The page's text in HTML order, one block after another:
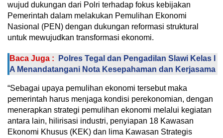
wujud dukungan dari Polri terhadap fokus kebijakan
Pemerintah dalam melakukan Pemulihan Ekonomi
Nasional (PEN) dengan dukungan reformasi struktural
untuk mewujudkan transformasi ekonomi.
Baca Juga :
Polres Tegal dan Pengadilan Slawi Kelas I
A Menandatangani Nota Kesepahaman dan Kerjasama
“Sebagai upaya pemulihan ekonomi tersebut maka
pemerintah harus menjaga kondisi perekonomian, dengan
menerapkan strategi pemulihan ekonomi melalui kegiatan
antara lain, hilirisasi industri, penyiapan 18 Kawasan
Ekonomi Khusus (KEK) dan lima Kawasan Strategis